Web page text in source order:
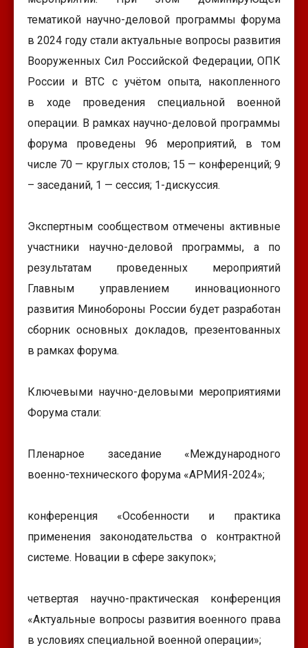
тематикой научно-деловой программы форума
в 2024 году стали актуальные вопросы развития
Вооруженных Сил Российской Федерации, ОПК
России и ВТС с учётом опыта, накопленного
в ходе проведения специальной военной
операции. В рамках научно-деловой программы
форума проведены 96 мероприятий, в том
числе 70 — круглых столов; 15 — конференций; 9
– заседаний, 1 — сессия; 1-дискуссия.
Экспертным сообществом отмечены активные
участники научно-деловой программы, а по
результатам проведенных мероприятий
Главным управлением инновационного
развития Минобороны России будет разработан
сборник основных докладов, презентованных
в рамках форума.
Ключевыми научно-деловыми мероприятиями
Форума стали:
Пленарное заседание «Международного
военно-технического форума «АРМИЯ-2024»;
конференция «Особенности и практика
применения законодательства о контрактной
системе. Новации в сфере закупок»;
четвертая научно-практическая конференция
«Актуальные вопросы развития военного права
в условиях специальной военной операции»;